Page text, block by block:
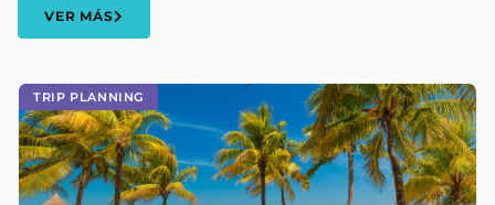
TRIP PLANNING
VER MÁS